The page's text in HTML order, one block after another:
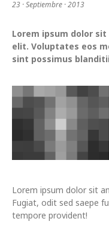
23 · Septiembre · 2013
Lorem ipsum dolor
elit. Voluptates eos
sint possimus
Lorem ipsum dolor sit
Fugiat, odit sed saepe
tempore provident!